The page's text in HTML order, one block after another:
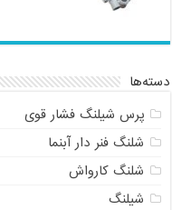
دسته‌ها
پرس شیلنگ فشار قوی
شلنگ فنر دار آبنما
شلنگ کارواش
شیلنگ